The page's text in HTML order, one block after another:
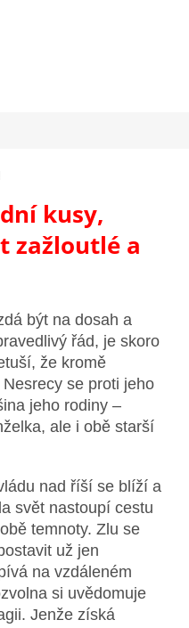
kusy,
zažloutlé a
být na dosah a
řád, je skoro
že kromě
se proti jeho
jeho rodiny –
ale i obě starší
nad říší se blíží a
svět nastoupí cestu
temnoty. Zlu se
už jen
na vzdáleném
si uvědomuje
Jenže získá